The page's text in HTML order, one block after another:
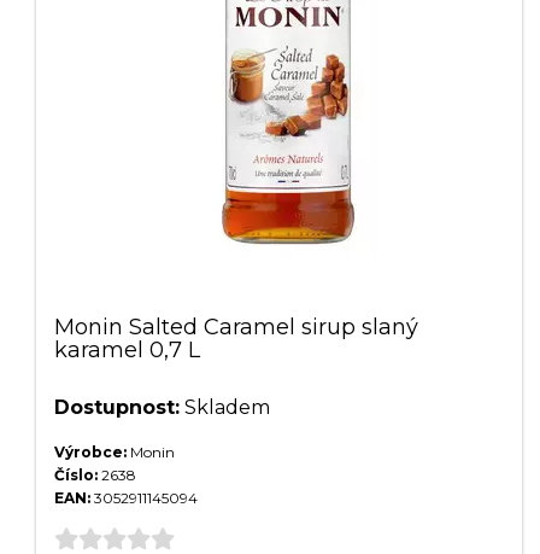
Monin Salted Caramel sirup slaný
karamel 0,7 L
Dostupnost: Skladem
Výrobce: Monin
Číslo: 2638
EAN: 3052911145094